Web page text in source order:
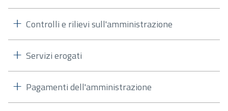
Controlli e rilievi sull'amministrazione
Servizi erogati
Pagamenti dell'amministrazione